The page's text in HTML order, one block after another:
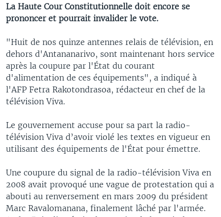
La Haute Cour Constitutionnelle doit encore se
prononcer et pourrait invalider le vote.
"Huit de nos quinze antennes relais de télévision, en
dehors d'Antananarivo, sont maintenant hors service
après la coupure par l'État du courant
d'alimentation de ces équipements", a indiqué à
l'AFP Fetra Rakotondrasoa, rédacteur en chef de la
télévision Viva.
Le gouvernement accuse pour sa part la radio-
télévision Viva d’avoir violé les textes en vigueur en
utilisant des équipements de l'État pour émettre.
Une coupure du signal de la radio-télévision Viva en
2008 avait provoqué une vague de protestation qui a
abouti au renversement en mars 2009 du président
Marc Ravalomanana, finalement lâché par l'armée.